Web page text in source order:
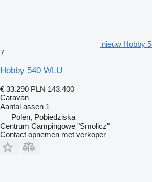
nieuw Hobby
7
Hobby 540 WLU
€ 33.290 PLN 143.400
Caravan
Aantal assen 1
Polen, Pobiedziska
Centrum Campingowe "Smolicz"
Contact opnemen met verkoper